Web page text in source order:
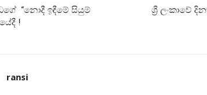
“නොදී ඉඳීමේ සියුම්
!
ශ්‍රී ලංකාවේ
ransi